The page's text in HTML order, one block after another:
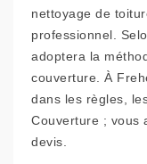
nettoyage de
professionnel.
adoptera la
couverture. À
dans les règles,
Couverture ; vous
devis.